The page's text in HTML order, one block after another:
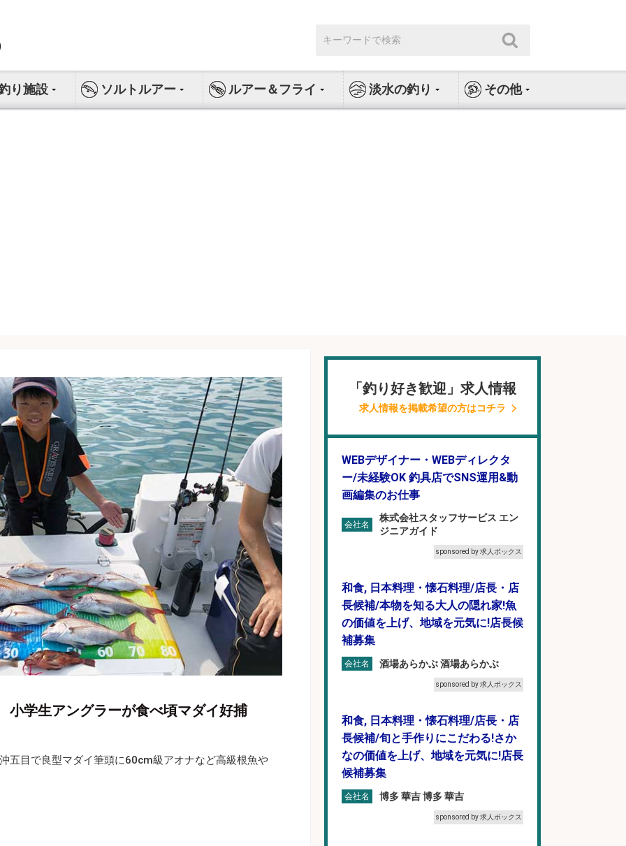
索:
り施設 ソルトルアー ルアー＆フライ 淡水の釣り その他
学生アングラーが食べ頃マダイ好捕
五目で良型マダイ筆頭に60cm級アオナなど高級根魚や
「釣り好き歓迎」求人情報
求人情報を掲載希望の方はコチラ
WEBデザイナー・WEBディレクタ
ー/未経験OK 釣具店でSNS運用&動
画編集のお仕事
会社名
株式会社スタッフサービス エン
ジニアガイド
sponsored by 求人ボックス
和食, 日本料理・懐石料理/店長・店
長候補/本物を知る大人の隠れ家!魚
の価値を上げ、地域を元気に!店長候
補募集
会社名 酒場あらかぶ 酒場あらかぶ
sponsored by 求人ボックス
和食, 日本料理・懐石料理/店長・店
長候補/旬と手作りにこだわる!さか
なの価値を上げ、地域を元気に!店長
候補募集
会社名 博多 華吉 博多 華吉
sponsored by 求人ボックス